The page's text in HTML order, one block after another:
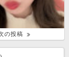
の投稿